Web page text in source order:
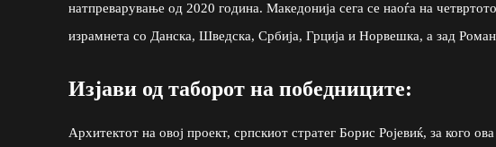
натпреварување од 2020 година. Македонија сега се наоѓа на
израмнета со Данска, Шведска, Србија, Грција и Норвешка, а зад
Изјави од таборот на победниците:
Архитектот на овој проект, српскиот стратег Борис Ројевиќ, за кого